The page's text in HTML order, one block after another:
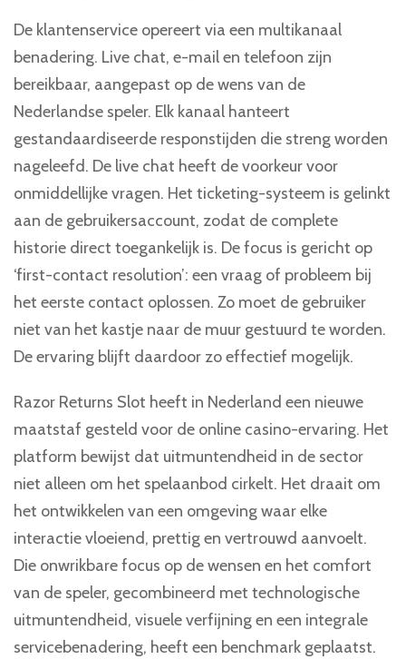
De klantenservice opereert via een multikanaal
benadering. Live chat, e-mail en telefoon zijn
bereikbaar, aangepast op de wens van de
Nederlandse speler. Elk kanaal hanteert
gestandaardiseerde responstijden die streng worden
nageleefd. De live chat heeft de voorkeur voor
onmiddellijke vragen. Het ticketing-systeem is gelinkt
aan de gebruikersaccount, zodat de complete
historie direct toegankelijk is. De focus is gericht op
‘first-contact resolution’: een vraag of probleem bij
het eerste contact oplossen. Zo moet de gebruiker
niet van het kastje naar de muur gestuurd te worden.
De ervaring blijft daardoor zo effectief mogelijk.
Razor Returns Slot heeft in Nederland een nieuwe
maatstaf gesteld voor de online casino-ervaring. Het
platform bewijst dat uitmuntendheid in de sector
niet alleen om het spelaanbod cirkelt. Het draait om
het ontwikkelen van een omgeving waar elke
interactie vloeiend, prettig en vertrouwd aanvoelt.
Die onwrikbare focus op de wensen en het comfort
van de speler, gecombineerd met technologische
uitmuntendheid, visuele verfijning en een integrale
servicebenadering, heeft een benchmark geplaatst.